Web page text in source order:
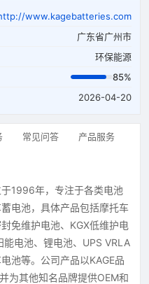
www.kagebatteries.com
广东省广州市
环保能源
85%
2026-04-20
常见问答 产品服务
1996年，专注于各类电池
电池，具体产品包括摩托车
免维护电池、KGX低维护电
电池、锂电池、UPS VRLA
池等。公司产品以KAGE品
为其他知名品牌提供OEM和